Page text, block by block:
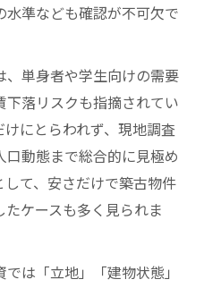
準なども確認が不可欠で
単身者や学生向けの需要
落リスクも指摘されてい
にとらわれず、現地調査
動態まで総合的に見極め
て、安さだけで築古物件
ケースも多く見られま
は「立地」「建物状態」